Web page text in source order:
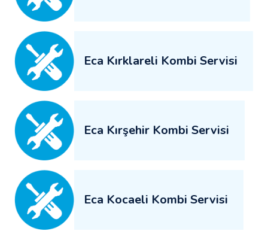
Eca Kırklareli Kombi Servisi
Eca Kırşehir Kombi Servisi
Eca Kocaeli Kombi Servisi